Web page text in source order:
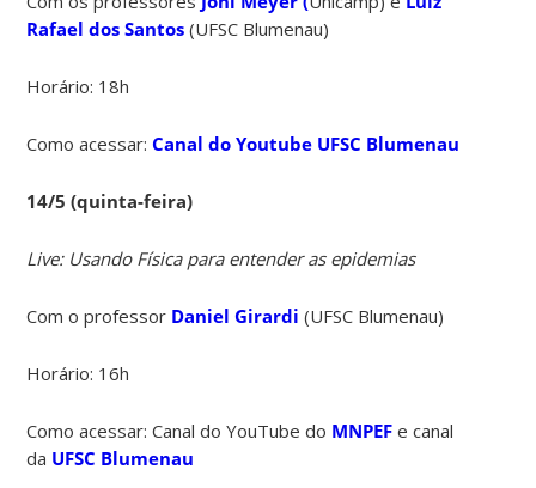
Rafael dos Santos (UFSC Blumenau)
Horário: 18h
Como acessar:Canal do Youtube UFSC Blumenau
14/5 (quinta-feira)
Live: Usando Física para entender as epidemias
Com o professor Daniel Girardi(UFSC Blumenau)
Horário: 16h
Como acessar: Canal do YouTube do MNPEF e canal
da UFSC Blumenau